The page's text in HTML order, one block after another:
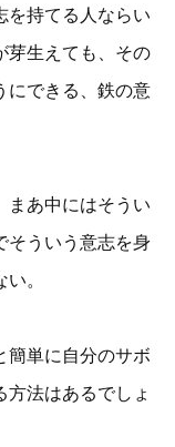
を持てる人ならい
芽生えても、その
にできる、鉄の意
まあ中にはそうい
そういう意志を身
。
簡単に自分のサボ
方法はあるでしょ